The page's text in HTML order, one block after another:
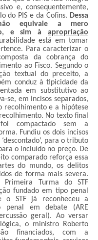
e, consequentemente,
do PIS e da Cofins. Dessa
equivale a mero
e sim à apropriação
está em tomar
Para caracterizar o
da cobrança do
ao Fisco. Segundo o
textual do preceito, a
conduz à tipicidade da
em substitutivo ao
se, em incisos separados,
recolhimento e a hipótese
No texto final
compactado sem a
Fundiu os dois incisos
para o tributo
o incluído no preço. De
comparado reforça essa
do mundo, os delitos
de forma mais severa.
Turma do STF
fundado em tipo penal
o STF já reconheceu a
penal em debate (ARE
geral).
Ao versar
o ministro Roberto
financiados, com a